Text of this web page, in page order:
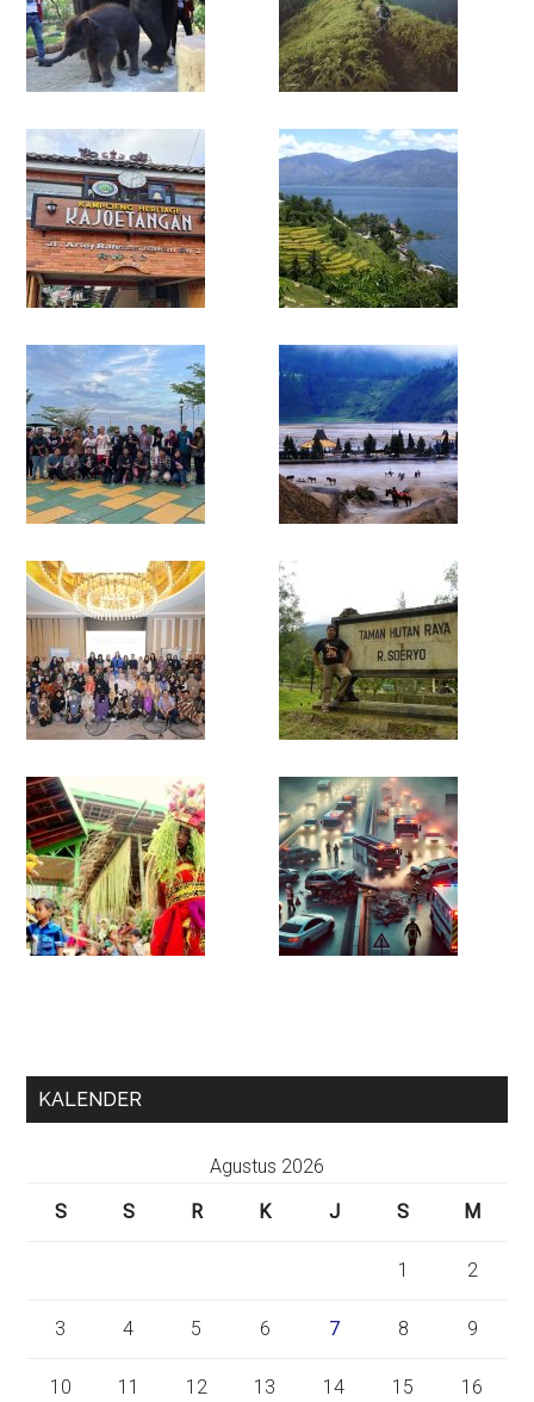
KALENDER
Agustus 2026
S
S R K J S M
1 2
3 4 5 6 7 8 9
10 11 12 13 14 15 16